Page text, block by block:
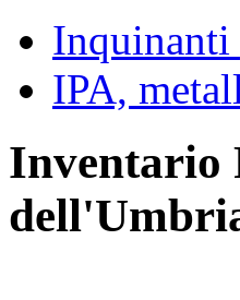
IPA,
Inventario